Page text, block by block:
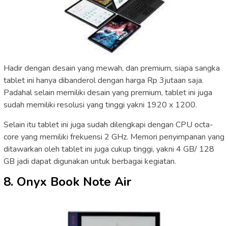
Hadir dengan desain yang mewah, dan premium, siapa sangka
tablet ini hanya dibanderol dengan harga Rp 3jutaan saja.
Padahal selain memiliki desain yang premium, tablet ini juga
sudah memiliki resolusi yang tinggi yakni 1920 x 1200.
Selain itu tablet ini juga sudah dilengkapi dengan CPU octa-
core yang memiliki frekuensi 2 GHz. Memori penyimpanan yang
ditawarkan oleh tablet ini juga cukup tinggi, yakni 4 GB/ 128
GB jadi dapat digunakan untuk berbagai kegiatan.
8. Onyx Book Note Air